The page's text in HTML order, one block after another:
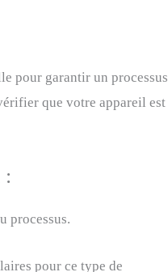
pour garantir un processus
que votre appareil est
:
processus.
pour ce type de